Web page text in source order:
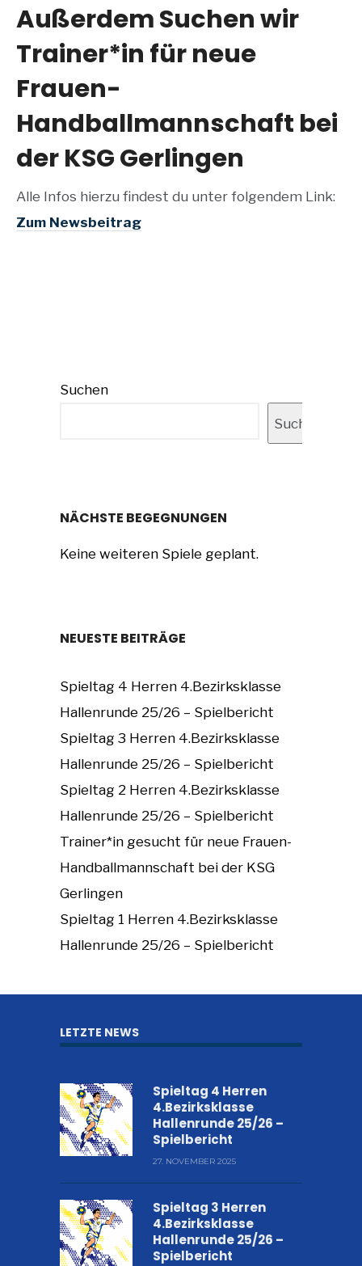
Außerdem Suchen wir
Trainer*in für neue
Frauen-
Handballmannschaft bei
der KSG Gerlingen
Alle Infos hierzu findest du unter folgendem Link:
Zum Newsbeitrag
Suchen
Suchen
NÄCHSTE BEGEGNUNGEN
Keine weiteren Spiele geplant.
NEUESTE BEITRÄGE
Spieltag 4 Herren 4.Bezirksklasse
Hallenrunde 25/26 – Spielbericht
Spieltag 3 Herren 4.Bezirksklasse
Hallenrunde 25/26 – Spielbericht
Spieltag 2 Herren 4.Bezirksklasse
Hallenrunde 25/26 – Spielbericht
Trainer*in gesucht für neue Frauen-
Handballmannschaft bei der KSG
Gerlingen
Spieltag 1 Herren 4.Bezirksklasse
Hallenrunde 25/26 – Spielbericht
LETZTE NEWS
Spieltag 4 Herren
4.Bezirksklasse
Hallenrunde 25/26 –
Spielbericht
27. NOVEMBER 2025
Spieltag 3 Herren
4.Bezirksklasse
Hallenrunde 25/26 –
Spielbericht